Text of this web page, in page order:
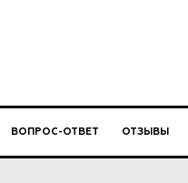
ВОПРОС-ОТВЕТ ОТЗЫВЫ